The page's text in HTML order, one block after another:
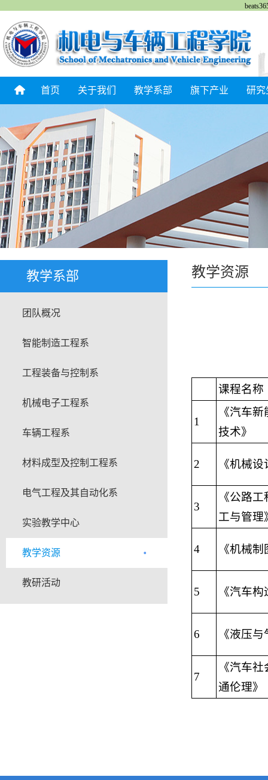
首页 关于我们 教学系部 旗下产业 研究
教学系部
团队概况
智能制造工程系
工程装备与控制系
机械电子工程系
车辆工程系
材料成型及控制工程系
电气工程及其自动化系
实验教学中心
教学资源
教研活动
教学资源
课程名称
1
《汽车
技术》
2 《机械
3
《公路
工与管理
4 《机械
5 《汽车
6 《液压
7
《汽车
通伦理》